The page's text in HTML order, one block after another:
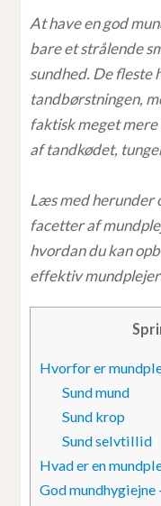
At have en god
bare et strålende
sundhed. De fleste
tandbørstningen,
faktisk meget
af tandkødet,
Læs med herunder
facetter af
hvordan du kan
effektiv
Hvorfor er
Sund mund
Sund krop
Sund selvtillid
Hvad er en
God